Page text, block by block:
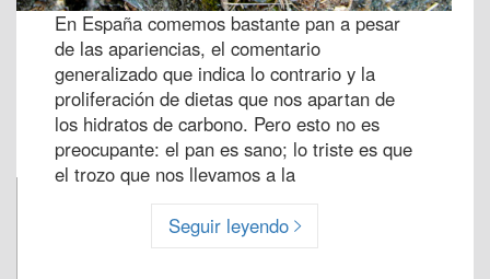
En España comemos bastante pan a pesar
de las apariencias, el comentario
generalizado que indica lo contrario y la
proliferación de dietas que nos apartan de
los hidratos de carbono. Pero esto no es
preocupante: el pan es sano; lo triste es que
el trozo que nos llevamos a la
Seguir leyendo